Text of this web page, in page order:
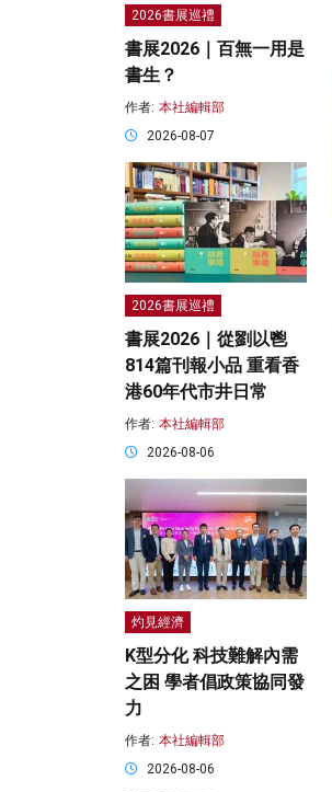
2026書展巡禮
書展2026｜百無一用是
書生？
作者: 本社編輯部
2026-08-07
2026書展巡禮
書展2026｜從劉以鬯
814篇刊報小品 重看香
港60年代市井日常
作者: 本社編輯部
2026-08-06
灼見經濟
K型分化 科技難解內需
之困 學者倡政策協同發
力
作者: 本社編輯部
2026-08-06